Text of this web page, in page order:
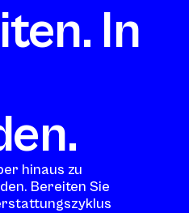
In
hinaus zu
Bereiten Sie